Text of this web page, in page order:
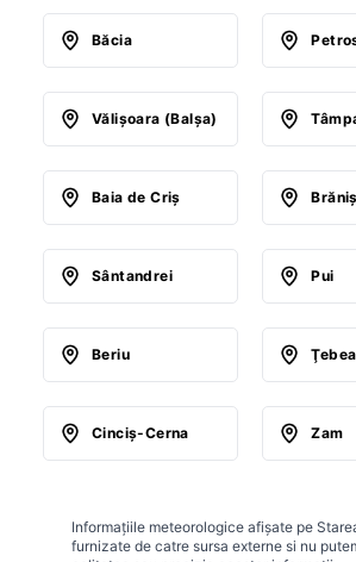
Băcia
Vălişoara (Balşa)
Baia de Criş
Sântandrei Pui
Beriu Ţebea
Cinciş-Cerna Zam
Informațiile meteorologice afișate pe
furnizate de catre sursa externe si nu